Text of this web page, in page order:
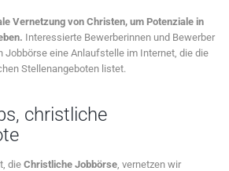
Vernetzung von Christen, um Potenziale in
Interessierte Bewerberinnen und Bewerber
Jobbörse eine Anlaufstelle im Internet, die die
Stellenangeboten listet.
christliche
die Christliche Jobbörse , vernetzen wir